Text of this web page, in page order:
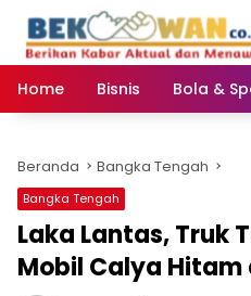
konten
Home
Bisnis Bola &
Beranda Bangka Tengah
Bangka Tengah
Laka Lantas, Truk
Mobil Calya Hitam